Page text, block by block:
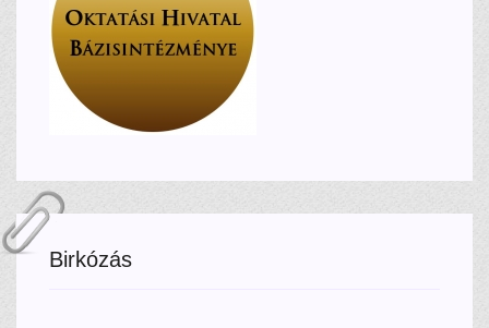
Birkózás